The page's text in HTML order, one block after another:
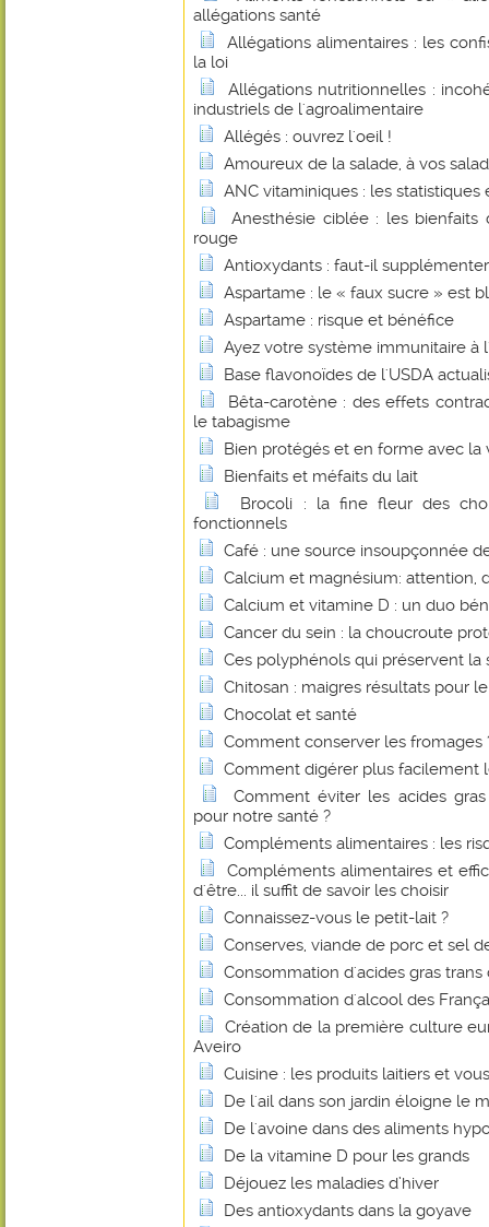
allégations santé
Allégations alimentaires : les
la loi
Allégations nutritionnelles :
industriels de l'agroalimentaire
Allégés : ouvrez l'oeil !
Amoureux de la salade, à vos
ANC vitaminiques : les statistiques
Anesthésie ciblée : les
rouge
Antioxydants : faut-il
Aspartame : le « faux sucre » est
Aspartame : risque et bénéfice
Ayez votre système immunitaire à
Base flavonoïdes de l'USDA
Bêta-carotène : des effets
le tabagisme
Bien protégés et en forme avec la
Bienfaits et méfaits du lait
Brocoli : la fine fleur des
fonctionnels
Café : une source insoupçonnée
Calcium et magnésium: attention,
Calcium et vitamine D : un duo
Cancer du sein : la choucroute
Ces polyphénols qui préservent la
Chitosan : maigres résultats pour
Chocolat et santé
Comment conserver les fromages
Comment digérer plus facilement
Comment éviter les acides
pour notre santé ?
Compléments alimentaires : les
Compléments alimentaires et
d'être... il suffit de savoir les choisir
Connaissez-vous le petit-lait ?
Conserves, viande de porc et sel
Consommation d'acides gras
Consommation d'alcool des
Création de la première culture
Aveiro
Cuisine : les produits laitiers et vous
De l'ail dans son jardin éloigne le
De l'avoine dans des aliments
De la vitamine D pour les grands
Déjouez les maladies d’hiver
Des antioxydants dans la goyave